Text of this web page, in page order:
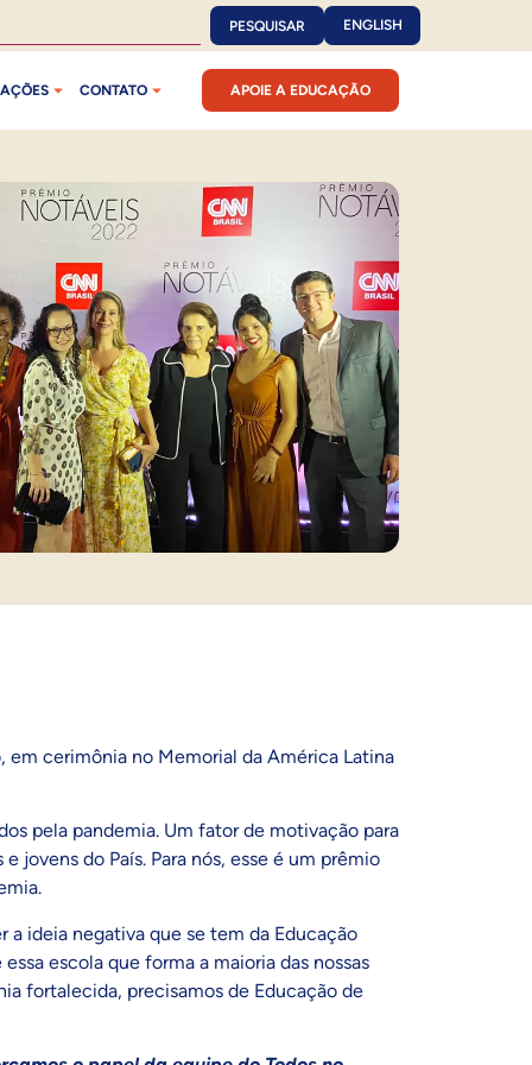
PESQUISAR ENGLISH
CONTATO APOIE A EDUCAÇÃO
em cerimônia no Memorial da América Latina
pela pandemia. Um fator de motivação para
jovens do País. Para nós, esse é um prêmio
a ideia negativa que se tem da Educação
escola que forma a maioria das nossas
fortalecida, precisamos de Educação de